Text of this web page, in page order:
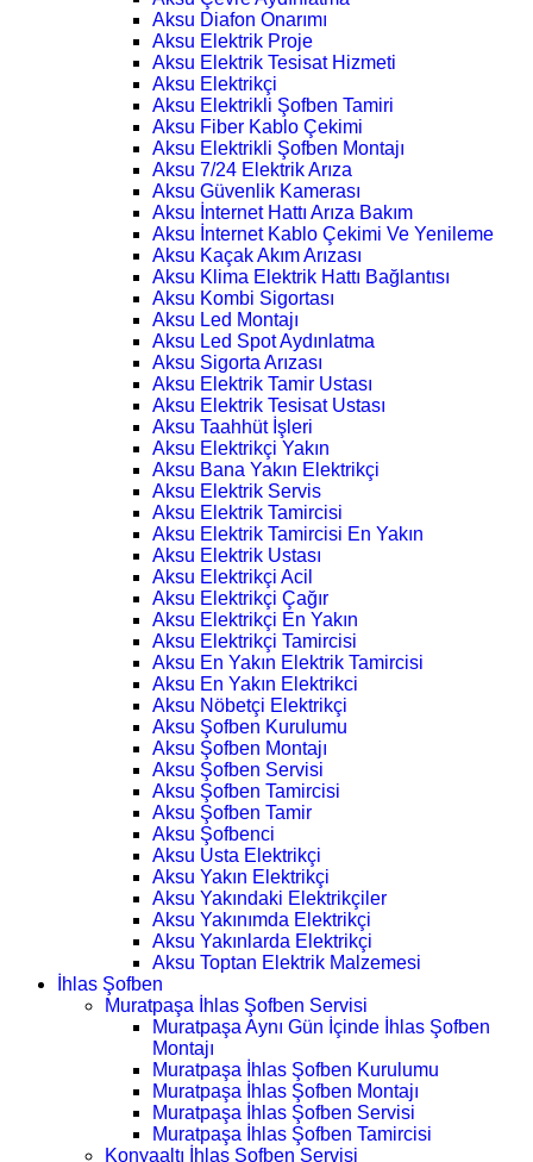
Aksu Diafon Onarımı
Aksu Elektrik Proje
Aksu Elektrik Tesisat Hizmeti
Aksu Elektrikçi
Aksu Elektrikli Şofben Tamiri
Aksu Fiber Kablo Çekimi
Aksu Elektrikli Şofben Montajı
Aksu 7/24 Elektrik Arıza
Aksu Güvenlik Kamerası
Aksu İnternet Hattı Arıza Bakım
Aksu İnternet Kablo Çekimi Ve Yenileme
Aksu Kaçak Akım Arızası
Aksu Klima Elektrik Hattı Bağlantısı
Aksu Kombi Sigortası
Aksu Led Montajı
Aksu Led Spot Aydınlatma
Aksu Sigorta Arızası
Aksu Elektrik Tamir Ustası
Aksu Elektrik Tesisat Ustası
Aksu Taahhüt İşleri
Aksu Elektrikçi Yakın
Aksu Bana Yakın Elektrikçi
Aksu Elektrik Servis
Aksu Elektrik Tamircisi
Aksu Elektrik Tamircisi En Yakın
Aksu Elektrik Ustası
Aksu Elektrikçi Acil
Aksu Elektrikçi Çağır
Aksu Elektrikçi En Yakın
Aksu Elektrikçi Tamircisi
Aksu En Yakın Elektrik Tamircisi
Aksu En Yakın Elektrikci
Aksu Nöbetçi Elektrikçi
Aksu Şofben Kurulumu
Aksu Şofben Montajı
Aksu Şofben Servisi
Aksu Şofben Tamircisi
Aksu Şofben Tamir
Aksu Şofbenci
Aksu Usta Elektrikçi
Aksu Yakın Elektrikçi
Aksu Yakındaki Elektrikçiler
Aksu Yakınımda Elektrikçi
Aksu Yakınlarda Elektrikçi
Aksu Toptan Elektrik Malzemesi
İhlas Şofben
Muratpaşa İhlas Şofben Servisi
Muratpaşa Aynı Gün İçinde İhlas Şofben
Montajı
Muratpaşa İhlas Şofben Kurulumu
Muratpaşa İhlas Şofben Montajı
Muratpaşa İhlas Şofben Servisi
Muratpaşa İhlas Şofben Tamircisi
Konyaaltı İhlas Şofben Servisi